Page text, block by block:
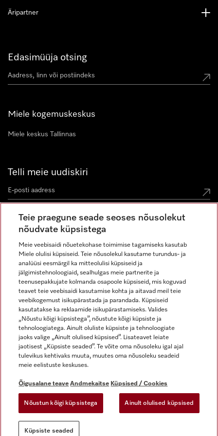
Edasimüüja otsing
Miele kogemuskeskus
Miele keskus Tallinnas
Telli meie uudiskiri
Äripartner
Õigusalane teave
Üldtingimused
Andmekaitse
Kasutustingimused
Digiteenuste seadus
Küpsiste seaded
Miele Instagramis
Miele Facebookis
Miele Youtube'is
Teie praegune seade seoses nõusolekut
nõudvate küpsistega
Meie veebisaidi nõuetekohase toimimise tagamiseks kasutab
Miele olulisi küpsiseid. Teie nõusolekul kasutame turundus- ja
analüüsi eesmärgil ka mitteolulisi küpsiseid ja
jälgimistehnoloogiaid, sealhulgas meie partnerite ja
teenusepakkujate kolmanda osapoole küpsiseid, mis koguvad
teavet teie veebisaidi kasutamise kohta ja aitavad meil teie
veebikogemust isikupärastada ja parandada. Küpsiseid
kasutatakse ka reklaamide isikupärastamiseks. Valides
„Nõustu kõigi küpsistega”, nõustute kõigi küpsiste ja
tehnoloogiatega. Ainult oluliste küpsiste ja tehnoloogiate
jaoks valige „Ainult olulised küpsised”. Lisateavet leiate
jaotisest „Küpsiste seaded”. Te võite oma nõusoleku igal ajal
tulevikus kehtivaks muuta, muutes oma nõusoleku seadeid
meie eelistuste keskuses.
Õigusalane teave Andmekaitse Küpsised / Cookies
Nõustun kõigi küpsistega Ainult olulised küpsised
Küpsiste seaded